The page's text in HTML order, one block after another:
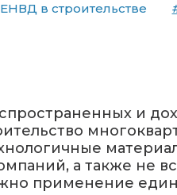
ЕНВД в строительстве
и
а также не
применение